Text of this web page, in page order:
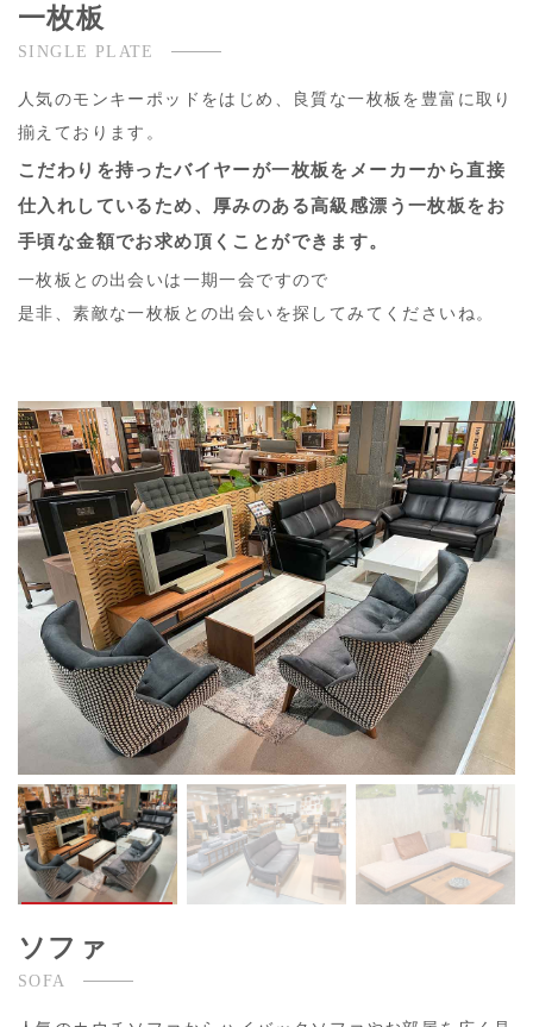
一枚板
SINGLE PLATE
人気のモンキーポッドをはじめ、良質な一枚板を豊富に取り
揃えております。
こだわりを持ったバイヤーが一枚板をメーカーから直接
仕入れしているため、厚みのある高級感漂う一枚板をお
手頃な金額でお求め頂くことができます。
一枚板との出会いは一期一会ですので
是非、素敵な一枚板との出会いを探してみてくださいね。
ソファ
SOFA